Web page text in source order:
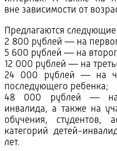
вне зависимости от
Предлагаются
2 800 рублей — на
5 600 рублей — на
12 000 рублей — на
24 000 рублей — на
последующего ребенка;
48 000 рублей — на
инвалида, а также на
обучения, студентов,
категорий детей-
лет.